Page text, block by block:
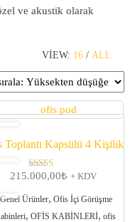
ve akustik olarak
VIEW: 16 / ALL
yüksekten düşüğe
Toplantı Kapsülü 4 Kişilik
5 üzerinden
oy aldı
215.000,00₺ + KDV
Genel Ürünler, Ofis İçi Görüşme
, OFİS KABİNLERİ, ofis